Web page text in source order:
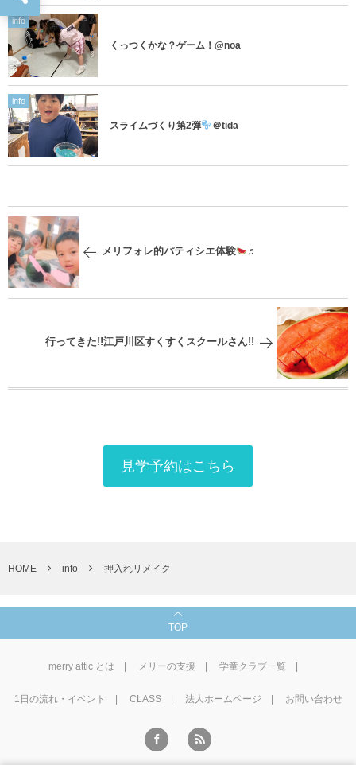
info
くっつくかな？ゲーム！@noa
info
スライムづくり第2弾 ＠tida
メリフォレ的パティシエ体験 ♬
行ってきた!!江戸川区すくすくスクールさん!!
見学予約はこちら
HOME info 押入れリメイク
TOP
merry attic とは メリーの支援 学童クラブ一覧
1⽇の流れ・イベント CLASS 法人ホームページ お問い合わせ